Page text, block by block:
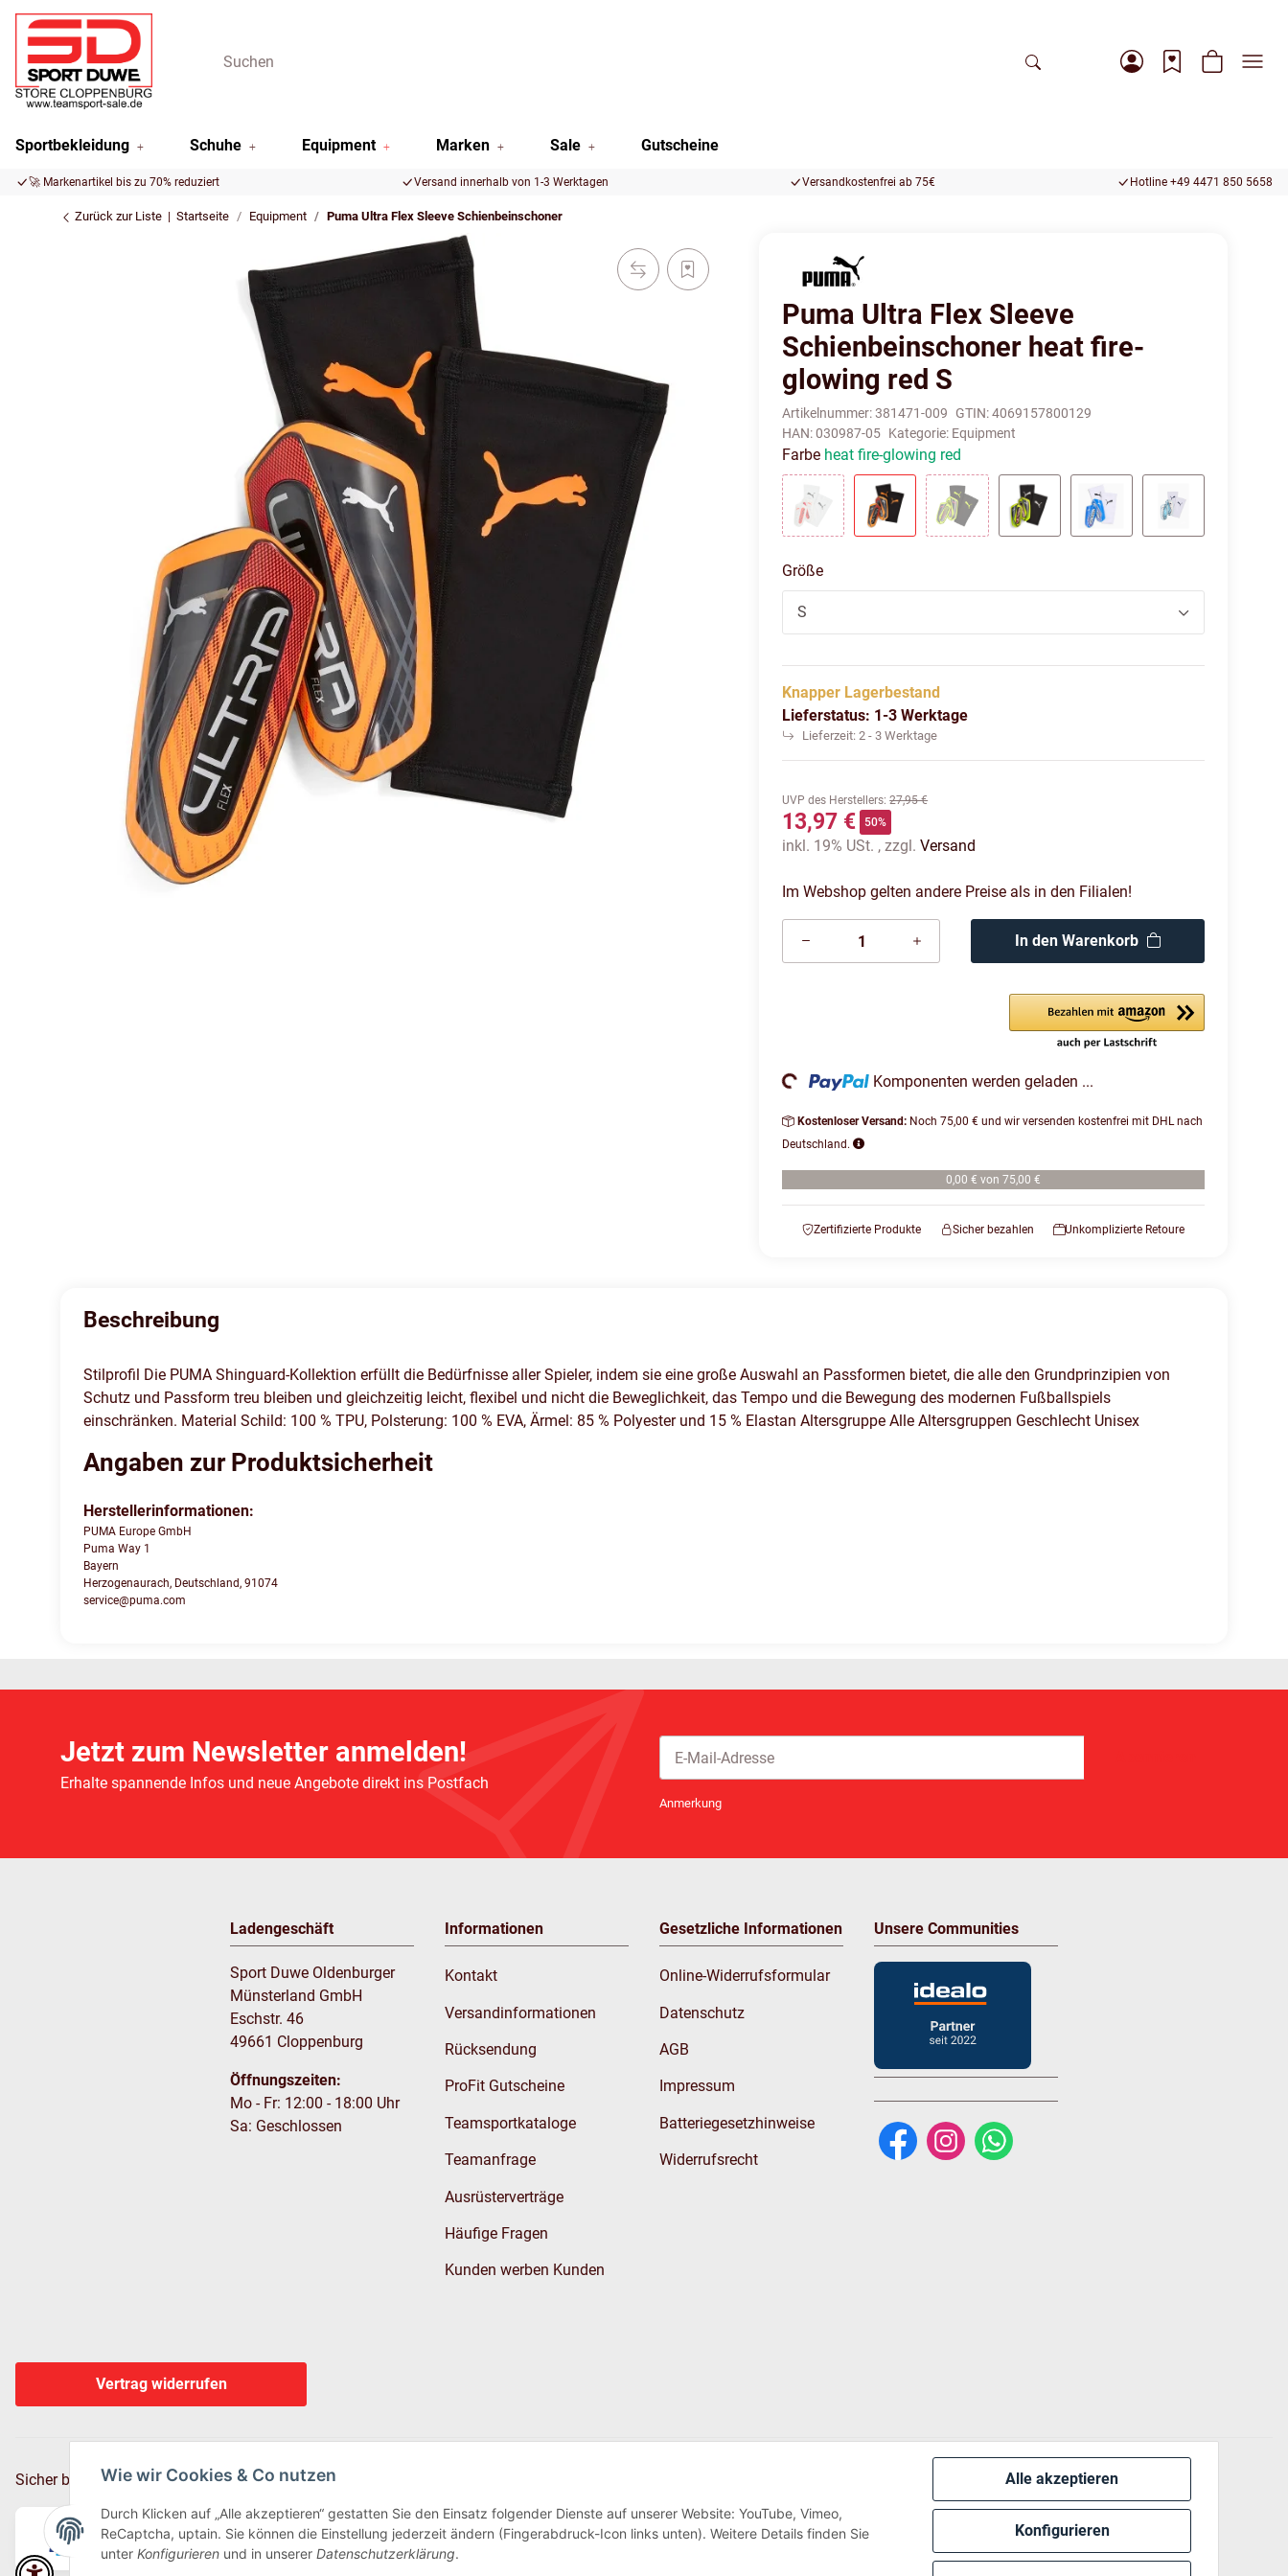
Alle akzeptieren
Konfigurieren
Wie wir Cookies & Co nutzen
Durch Klicken auf „Alle akzeptieren“ gestatten Sie den Einsatz folgender Dienste auf unserer Website: YouTube, Vimeo,
ReCaptcha, uptain. Sie können die Einstellung jederzeit ändern (Fingerabdruck-Icon links unten). Weitere Details finden Sie
unter Konfigurieren und in unserer Datenschutzerklärung.
Sportbekleidung Schuhe Equipment Marken Sale Gutscheine
🚀 Markenartikel bis zu 70% reduziert Versand innerhalb von 1-3 Werktagen Versandkostenfrei ab 75€ Hotline +49 4471 850 5658
Zurück zur Liste Startseite Equipment Puma Ultra Flex Sleeve Schienbeinschoner
Puma Ultra Flex Sleeve
Schienbeinschoner heat fire-
glowing red S
Artikelnummer:381471-009 GTIN:4069157800129
HAN:030987-05 Kategorie: Equipment
Farbe heat fire-glowing red
Größe
S
Knapper Lagerbestand
Lieferstatus: 1-3 Werktage
Lieferzeit:2 - 3 Werktage
UVP des Herstellers:27,95 €
13,97 € 50%
inkl. 19% USt. , zzgl.Versand
Im Webshop gelten andere Preise als in den Filialen!
In den Warenkorb
Loading... Komponenten werden geladen ...
Kostenloser Versand: Noch 75,00 € und wir versenden kostenfrei mit DHL nach
Deutschland.
0,00 € von 75,00 €
Zertifizierte Produkte Sicher bezahlen Unkomplizierte Retoure
Beschreibung
Stilprofil Die PUMA Shinguard-Kollektion erfüllt die Bedürfnisse aller Spieler, indem sie eine große Auswahl an Passformen bietet, die alle den Grundprinzipien von
Schutz und Passform treu bleiben und gleichzeitig leicht, flexibel und nicht die Beweglichkeit, das Tempo und die Bewegung des modernen Fußballspiels
einschränken. Material Schild: 100 % TPU, Polsterung: 100 % EVA, Ärmel: 85 % Polyester und 15 % Elastan Altersgruppe Alle Altersgruppen Geschlecht Unisex
Angaben zur Produktsicherheit
Herstellerinformationen:
PUMA Europe GmbH
Puma Way 1
Bayern
Herzogenaurach, Deutschland, 91074
service@puma.com
Jetzt zum Newsletter anmelden!
Erhalte spannende Infos und neue Angebote direkt ins Postfach
Anmerkung
Ladengeschäft
Sport Duwe Oldenburger
Münsterland GmbH
Eschstr. 46
49661 Cloppenburg
Öffnungszeiten:
Mo - Fr: 12:00 - 18:00 Uhr
Sa: Geschlossen
Informationen
Kontakt
Versandinformationen
Rücksendung
ProFit Gutscheine
Teamsportkataloge
Teamanfrage
Ausrüsterverträge
Häufige Fragen
Kunden werben Kunden
Gesetzliche Informationen
Online-Widerrufsformular
Datenschutz
AGB
Impressum
Batteriegesetzhinweise
Widerrufsrecht
Unsere Communities
Vertrag widerrufen
Sicher bezahlen via: